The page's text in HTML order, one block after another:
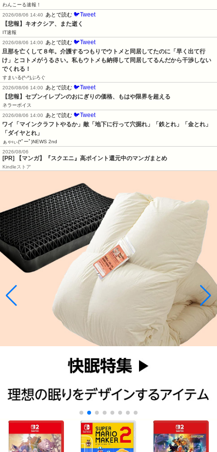
わんこーる速報！
2026/08/06 14:40
あとで読む 🐦Tweet
【悲報】キオクシア、また逝く
IT速報
2026/08/06 14:00
あとで読む 🐦Tweet
旦那を亡くして８年。介護するつもりでウトメと同居してたのに「早く出て行
け」とコトメがうるさい。私もウトメも納得して同居してるんだから干渉しない
でくれる！
すまいる(^-^)ぶろぐ
2026/08/06 14:00
あとで読む 🐦Tweet
【悲報】セブンイレブンのおにぎりの価格、もはや限界を超える
ネラーボイス
2026/08/06 14:00
あとで読む 🐦Tweet
ワイ「マインクラフトやるか」敵「地下に行って穴掘れ」「鉄とれ」「金とれ」
「ダイヤとれ」
ぁゃιぃ(*ﾟーﾟ)NEWS 2nd
2026/08/06
[PR] 【マンガ】『スクエニ』高ポイント還元中のマンガまとめ
Kindleストア